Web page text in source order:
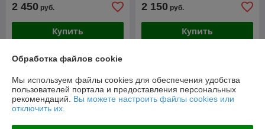
2 450 руб.
Купить
2 150 руб.
Купить
Обработка файлов cookie
Мы используем файлы cookies для обеспечения удобства
пользователей портала и предоставления персональных
рекомендаций. Вы можете настроить файлы cookies или
отключить их.